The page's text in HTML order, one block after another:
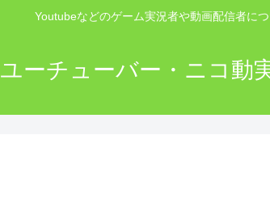
Youtubeなどのゲーム実況者や動画配信者に
ユーチューバー・ニコ動